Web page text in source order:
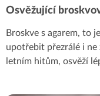
Osvěžující
Broskve s agarem, to
upotřebit přezrálé i ne
letním hitům, osvěží